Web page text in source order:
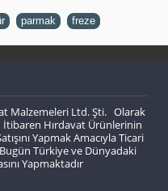
parmak freze
Malzemeleri Ltd. Şti. Olarak
İtibaren Hırdavat Ürünlerinin
Yapmak Amacıyla Ticari
Türkiye ve Dünyadaki
Yapmaktadır